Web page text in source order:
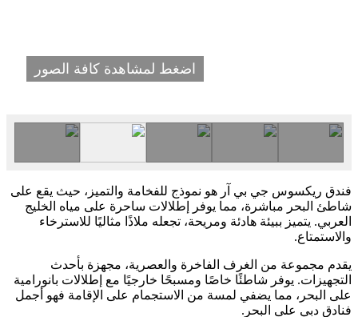
اضغط لمشاهدة كافة الصور
فندق ريكسوس جي بي آر هو نموذج للفخامة والتميز، حيث يقع على
شاطئ البحر مباشرة، مما يوفر إطلالات ساحرة على مياه الخليج
العربي. يتميز ببيئة هادئة ومريحة، تجعله ملاذًا مثاليًا للاسترخاء
والاستمتاع.
يقدم مجموعة من الغرف الفاخرة والعصرية، مجهزة بأحدث
التجهيزات. يوفر شاطئًا خاصًا ومسبحًا خارجيًا مع إطلالات بانورامية
على البحر، مما يضفي لمسة من الاستجمام على الإقامة فهو أجمل
فنادق دبي على البحر.